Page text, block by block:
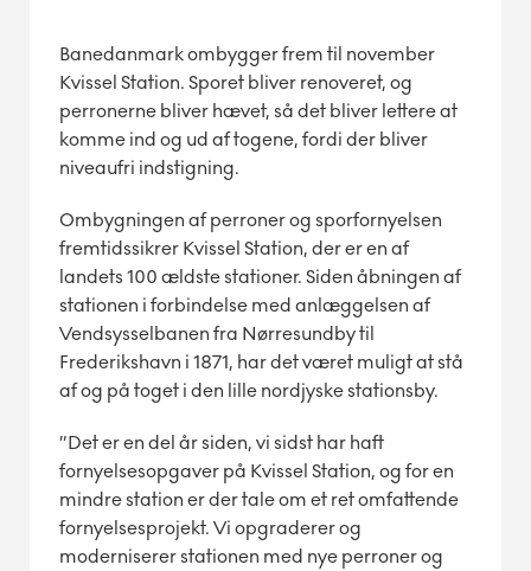
Banedanmark ombygger frem til november
Kvissel Station. Sporet bliver renoveret, og
perronerne bliver hævet, så det bliver lettere at
komme ind og ud af togene, fordi der bliver
niveaufri indstigning.
Ombygningen af perroner og sporfornyelsen
fremtidssikrer Kvissel Station, der er en af
landets 100 ældste stationer. Siden åbningen af
stationen i forbindelse med anlæggelsen af
Vendsysselbanen fra Nørresundby til
Frederikshavn i 1871, har det været muligt at stå
af og på toget i den lille nordjyske stationsby.
”Det er en del år siden, vi sidst har haft
fornyelsesopgaver på Kvissel Station, og for en
mindre station er der tale om et ret omfattende
fornyelsesprojekt. Vi opgraderer og
moderniserer stationen med nye perroner og